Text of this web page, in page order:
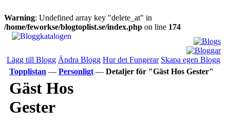
Warning: Undefined array key "delete_at" in
/home/feworkse/blogtoplist.se/index.php on line 174
Lägg till Blogg Ändra Blogg Hur det Fungerar Skapa egen Blogg
Topplistan — Personligt — Detaljer för "Gäst Hos Gester"
Gäst Hos
Gester